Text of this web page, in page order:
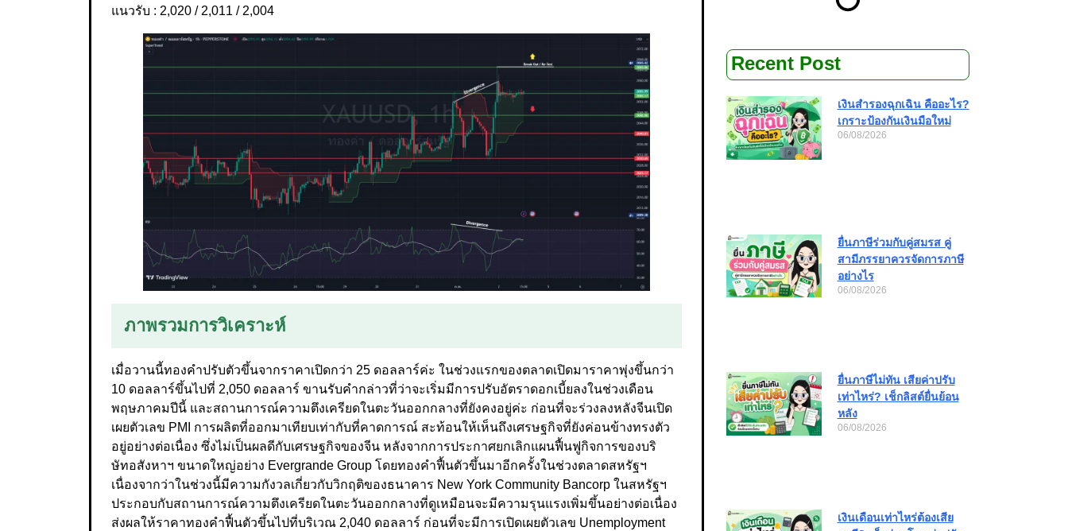
แนวรับ : 2,020 / 2,011 / 2,004
ภาพรวมการวิเคราะห์
เมื่อวานนี้ทองคำปรับตัวขึ้นจากราคาเปิดกว่า 25 ดอลลาร์ค่ะ ในช่วงแรกของตลาดเปิดมาราคาพุ่งขึ้นกว่า
10 ดอลลาร์ขึ้นไปที่ 2,050 ดอลลาร์ ขานรับคำกล่าวที่ว่าจะเริ่มมีการปรับอัตราดอกเบี้ยลงในช่วงเดือน
พฤษภาคมปีนี้ และสถานการณ์ความตึงเครียดในตะวันออกกลางที่ยังคงอยู่ค่ะ ก่อนที่จะร่วงลงหลังจีนเปิด
เผยตัวเลข PMI การผลิตที่ออกมาเทียบเท่ากับที่คาดการณ์ สะท้อนให้เห็นถึงเศรษฐกิจที่ยังค่อนข้างทรงตัว
อยู่อย่างต่อเนื่อง ซึ่งไม่เป็นผลดีกับเศรษฐกิจของจีน หลังจากการประกาศยกเลิกแผนฟื้นฟูกิจการของบริ
ษัทอสังหาฯ ขนาดใหญ่อย่าง Evergrande Group โดยทองคำฟื้นตัวขึ้นมาอีกครั้งในช่วงตลาดสหรัฐฯ
เนื่องจากว่าในช่วงนี้มีความกังวลเกี่ยวกับวิกฤติของธนาคาร New York Community Bancorp ในสหรัฐฯ
ประกอบกับสถานการณ์ความตึงเครียดในตะวันออกกลางที่ดูเหมือนจะมีความรุนแรงเพิ่มขึ้นอย่างต่อเนื่อง
ส่งผลให้ราคาทองคำฟื้นตัวขึ้นไปที่บริเวณ 2,040 ดอลลาร์ ก่อนที่จะมีการเปิดเผยตัวเลข Unemployment
Recent Post
เงินสำรองฉุกเฉิน คืออะไร?
เกราะป้องกันเงินมือใหม่
06/08/2026
ยื่นภาษีร่วมกับคู่สมรส คู่
สามีภรรยาควรจัดการภาษี
อย่างไร
06/08/2026
ยื่นภาษีไม่ทัน เสียค่าปรับ
เท่าไหร่? เช็กลิสต์ยื่นย้อน
หลัง
06/08/2026
เงินเดือนเท่าไหร่ต้องเสีย